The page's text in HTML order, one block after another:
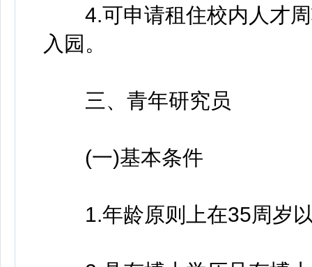
4.可申请租住校内人才周
入园。
三、青年研究员
(一)基本条件
1.年龄原则上在35周岁